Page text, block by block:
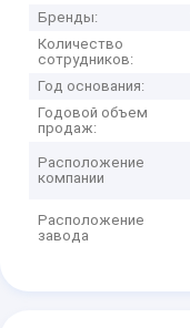
Бренды:
Количество
сотрудников:
Год основания:
Годовой объем
продаж:
Расположение
компании
Расположение
завода